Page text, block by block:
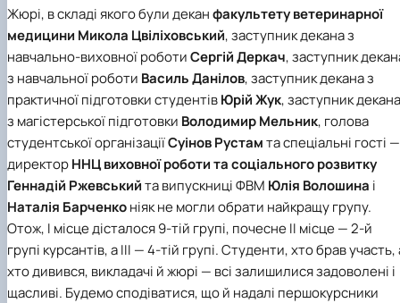
Жюрі, в складі якого були деканфакультету ветеринарної
медицини Микола Цвіліховський, заступник декана з
навчально-виховної роботиСергій Деркач, заступник
з навчальної роботи Василь Данілов, заступник декана з
практичної підготовки студентівЮрій Жук, заступник декана
з магістерської підготовки Володимир Мельник, голова
студентської організаціїСуінов Рустамта спеціальні гості —
директорННЦ виховної роботи та соціального розвитку
Геннадій Ржевськийта випускниці ФВМ Юлія Волошина і
Наталія Барченконіяк не могли обрати найкращу групу.
Отож, І місцедісталося 9-тій групі, почеснеІІ місце— 2-й
групі курсантів, аІІІ — 4-тій групі. Студенти, хто брав участь,
хто дивився, викладачі й жюрі — всі залишилися задоволені і
щасливі. Будемо сподіватися, що й надалі першокурсники